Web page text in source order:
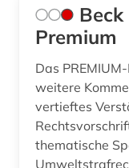
karte (1)
Premium
Das
weitere
vertieftes
thematische